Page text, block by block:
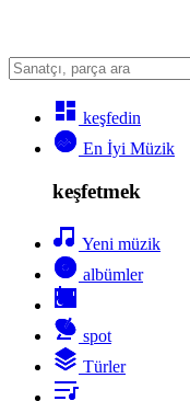
keşfedin
En İyi Müzik
keşfetmek
Yeni müzik
albümler
spot
Türler